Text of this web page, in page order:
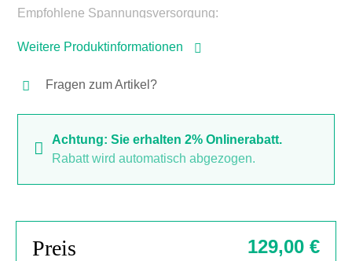
Empfohlene Spannungsversorgung:
Weitere Produktinformationen
Fragen zum Artikel?
Achtung: Sie erhalten 2% Onlinerabatt.
Rabatt wird automatisch abgezogen.
Preis 129,00 €